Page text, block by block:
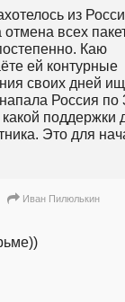
из
всех
Каю
ей контурные
своих дней
Россия по
поддержки
Это для
Иван Пилюлькин